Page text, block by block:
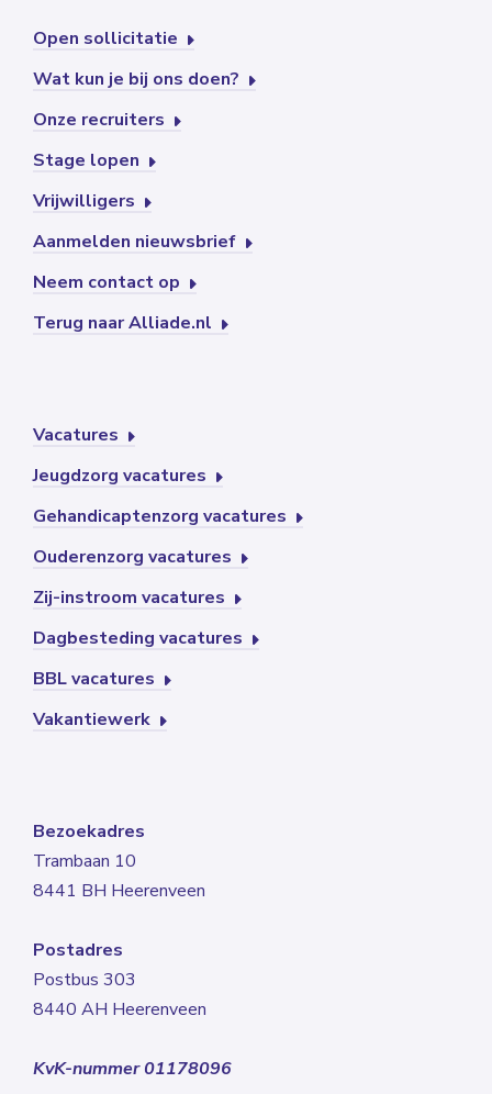
Open sollicitatie
Wat kun je bij ons doen?
Onze recruiters
Stage lopen
Vrijwilligers
Aanmelden nieuwsbrief
Neem contact op
Terug naar Alliade.nl
Vacatures
Jeugdzorg vacatures
Gehandicaptenzorg vacatures
Ouderenzorg vacatures
Zij-instroom vacatures
Dagbesteding vacatures
BBL vacatures
Vakantiewerk
Bezoekadres
Trambaan 10
8441 BH Heerenveen
Postadres
Postbus 303
8440 AH Heerenveen
KvK-nummer 01178096